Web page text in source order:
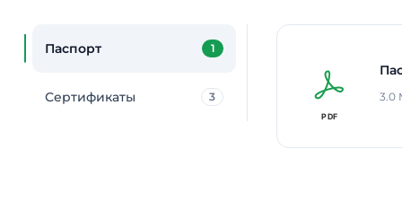
Паспорт 1
Сертификаты 3 3.0